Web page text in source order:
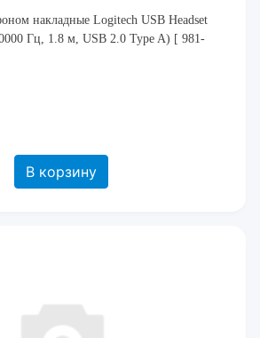
накладные Logitech USB Headset
Гц, 1.8 м, USB 2.0 Type A) [ 981-
В корзину